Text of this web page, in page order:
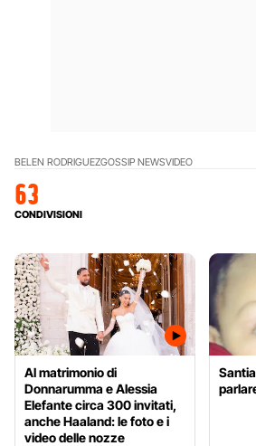
BELEN RODRIGUEZGOSSIP NEWSVIDEO
63
CONDIVISIONI
Al matrimonio di
Donnarumma e Alessia
Elefante circa 300 invitati,
anche Haaland: le foto e i
video delle nozze